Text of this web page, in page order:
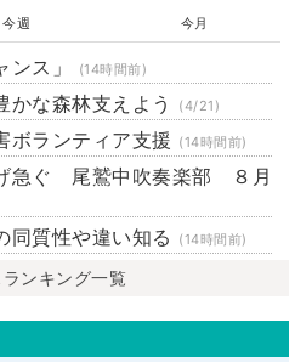
今週 今月
ンス」 (14時間前)
な森林支えよう (4/21)
ランティア支援 (14時間前)
急ぐ 尾鷲中吹奏楽部 ８月
質性や違い知る (14時間前)
ンキング一覧